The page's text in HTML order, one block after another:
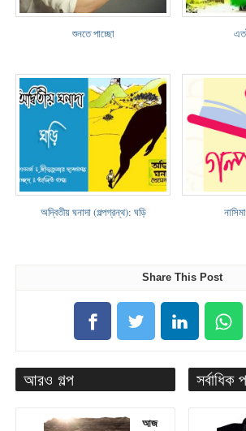
শুনতে পাচ্ছো
অদ্বিতীয় ঘনাদা (গল্পগ্রন্থ): ঘড়ি
Share This Post
আরও গল্প
আজ
সর্বাধিক